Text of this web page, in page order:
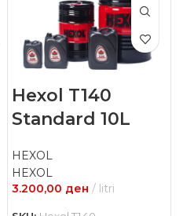
Hexol T140
Standard 10L
HEXOL
HEXOL
3.200,00 ден litri